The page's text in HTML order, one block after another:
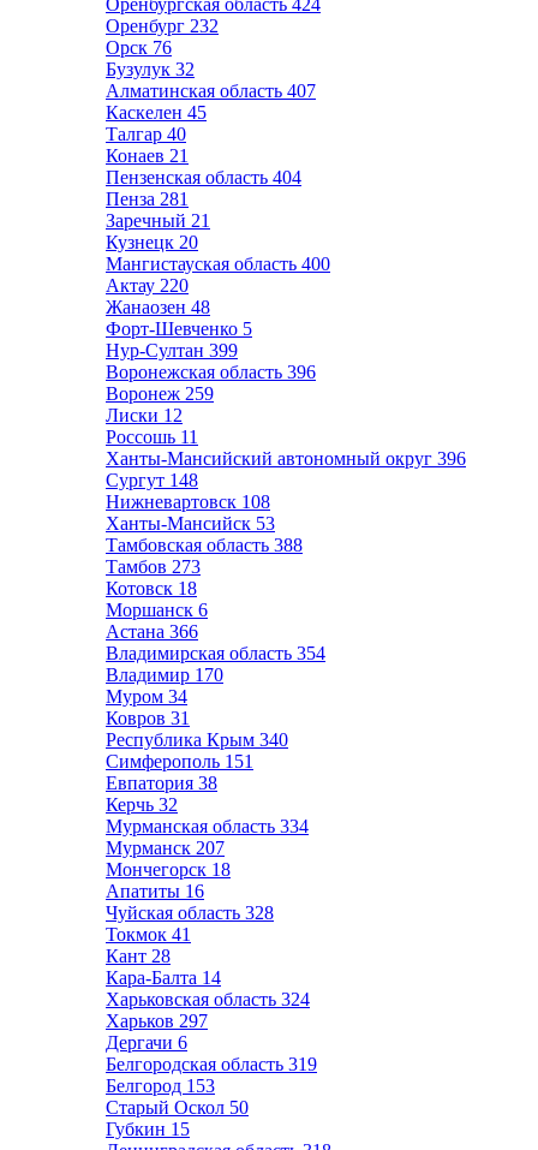
Оренбургская область 424
Оренбург 232
Орск 76
Бузулук 32
Алматинская область 407
Каскелен 45
Талгар 40
Конаев 21
Пензенская область 404
Пенза 281
Заречный 21
Кузнецк 20
Мангистауская область 400
Актау 220
Жанаозен 48
Форт-Шевченко 5
Нур-Султан 399
Воронежская область 396
Воронеж 259
Лиски 12
Россошь 11
Ханты-Мансийский автономный округ 396
Сургут 148
Нижневартовск 108
Ханты-Мансийск 53
Тамбовская область 388
Тамбов 273
Котовск 18
Моршанск 6
Астана 366
Владимирская область 354
Владимир 170
Муром 34
Ковров 31
Республика Крым 340
Симферополь 151
Евпатория 38
Керчь 32
Мурманская область 334
Мурманск 207
Мончегорск 18
Апатиты 16
Чуйская область 328
Токмок 41
Кант 28
Кара-Балта 14
Харьковская область 324
Харьков 297
Дергачи 6
Белгородская область 319
Белгород 153
Старый Оскол 50
Губкин 15